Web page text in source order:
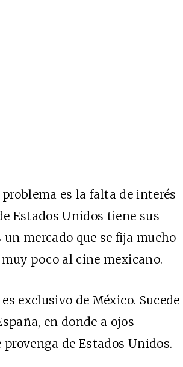
es la falta de interés
Estados Unidos tiene sus
mercado que se fija mucho
poco al cine mexicano.
exclusivo de México. Sucede
en donde a ojos
de Estados Unidos.